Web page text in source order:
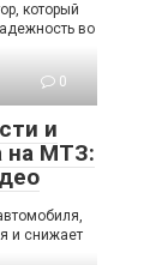
который
во
0
и
на МТЗ:
и снижает